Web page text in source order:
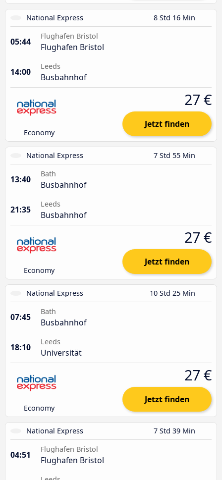
National Express 8 Std 16 Min
05:44
Flughafen Bristol
Flughafen Bristol
14:00
Leeds
Busbahnhof
Economy
27 €
Jetzt finden
National Express 7 Std 55 Min
13:40
Bath
Busbahnhof
21:35
Leeds
Busbahnhof
Economy
27 €
Jetzt finden
National Express 10 Std 25 Min
07:45
Bath
Busbahnhof
18:10
Leeds
Universität
Economy
27 €
Jetzt finden
National Express 7 Std 39 Min
04:51
Flughafen Bristol
Flughafen Bristol